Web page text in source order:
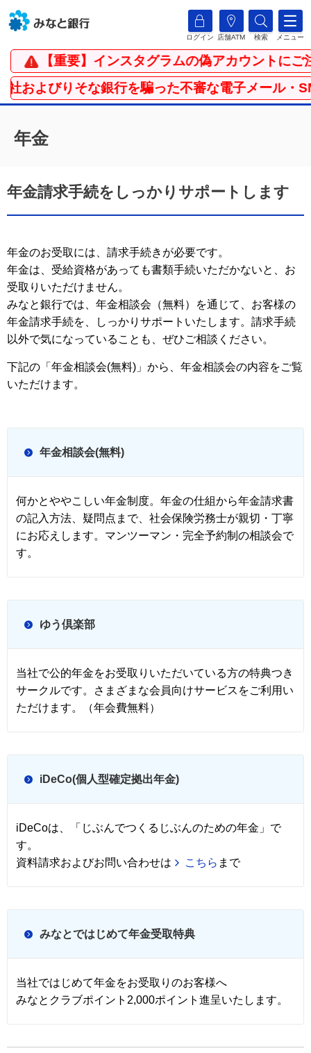
ログイン 店舗ATM 検索 メニュー
【重要】インスタグラムの偽アカウントにご
よびりそな銀行を騙った不審な電子メール・
年金
年金請求手続をしっかりサポートします
年金のお受取には、請求手続きが必要です。
年金は、受給資格があっても書類手続いただかないと、お
受取りいただけません。
みなと銀行では、年金相談会（無料）を通じて、お客様の
年金請求手続を、しっかりサポートいたします。請求手続
以外で気になっていることも、ぜひご相談ください。
下記の「年金相談会(無料)」から、年金相談会の内容をご覧
いただけます。
年金相談会(無料)
何かとややこしい年金制度。年金の仕組から年金請求書
の記入方法、疑問点まで、社会保険労務士が親切・丁寧
にお応えします。マンツーマン・完全予約制の相談会で
す。
ゆう倶楽部
当社で公的年金をお受取りいただいている方の特典つき
サークルです。さまざまな会員向けサービスをご利用い
ただけます。（年会費無料）
iDeCo(個人型確定拠出年金)
iDeCoは、「じぶんでつくるじぶんのための年金」で
す。
資料請求およびお問い合わせは
こちら まで
みなとではじめて年金受取特典
当社ではじめて年金をお受取りのお客様へ
みなとクラブポイント2,000ポイント進呈いたします。